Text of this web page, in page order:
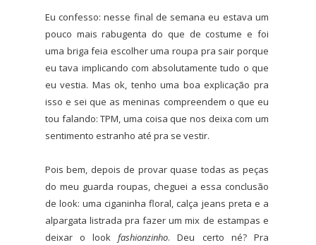
Eu confesso: nesse final de semana eu estava um
pouco mais rabugenta do que de costume e foi
uma briga feia escolher uma roupa pra sair porque
eu tava implicando com absolutamente tudo o que
eu vestia. Mas ok, tenho uma boa explicação pra
isso e sei que as meninas compreendem o que eu
tou falando: TPM, uma coisa que nos deixa com um
sentimento estranho até pra se vestir.
Pois bem, depois de provar quase todas as peças
do meu guarda roupas, cheguei a essa conclusão
de look: uma ciganinha floral, calça jeans preta e a
alpargata listrada pra fazer um mix de estampas e
deixar o lookfashionzinho. Deu certo né? Pra